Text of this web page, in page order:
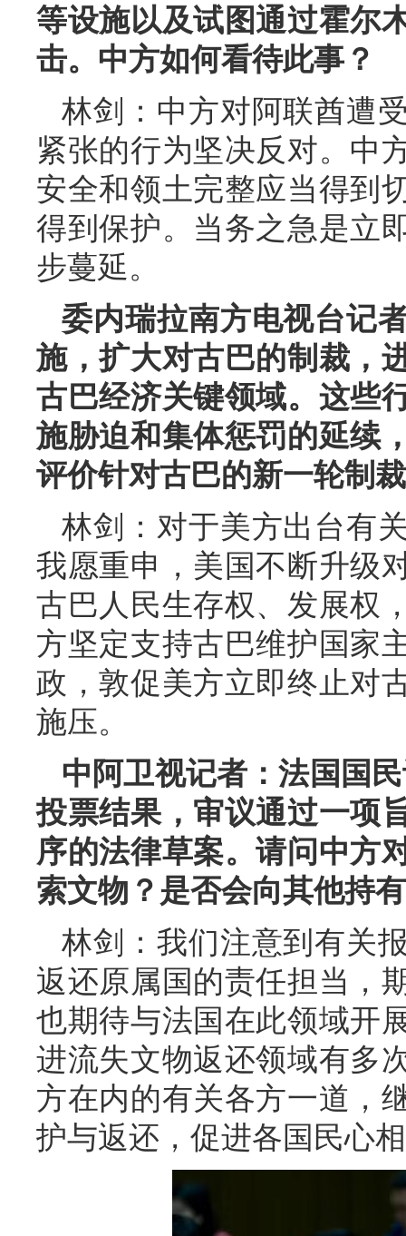
等设施以及试图通过霍尔
击。中方如何看待此事？
林剑：中方对阿联酋遭
紧张的行为坚决反对。中
安全和领土完整应当得到
得到保护。当务之急是立
步蔓延。
委内瑞拉南方电视台记
施，扩大对古巴的制裁，
古巴经济关键领域。这些
施胁迫和集体惩罚的延续
评价针对古巴的新一轮制
林剑：对于美方出台有
我愿重申，美国不断升级
古巴人民生存权、发展权
方坚定支持古巴维护国家
政，敦促美方立即终止对
施压。
中阿卫视记者：法国国
投票结果，审议通过一项
序的法律草案。请问中方
索文物？是否会向其他持
林剑：我们注意到有关
返还原属国的责任担当，
也期待与法国在此领域开
进流失文物返还领域有多
方在内的有关各方一道，
护与返还，促进各国民心